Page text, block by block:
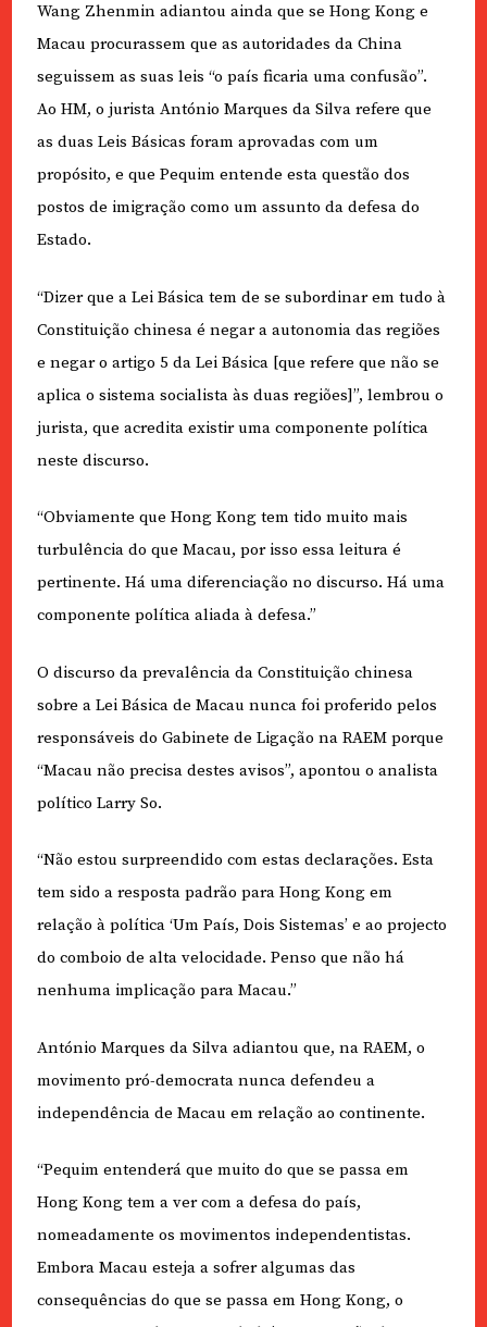
Wang Zhenmin adiantou ainda que se Hong Kong e
Macau procurassem que as autoridades da China
seguissem as suas leis “o país ficaria uma confusão”.
Ao HM, o jurista António Marques da Silva refere que
as duas Leis Básicas foram aprovadas com um
propósito, e que Pequim entende esta questão dos
postos de imigração como um assunto da defesa do
Estado.
“Dizer que a Lei Básica tem de se subordinar em tudo à
Constituição chinesa é negar a autonomia das regiões
e negar o artigo 5 da Lei Básica [que refere que não se
aplica o sistema socialista às duas regiões]”, lembrou o
jurista, que acredita existir uma componente política
neste discurso.
“Obviamente que Hong Kong tem tido muito mais
turbulência do que Macau, por isso essa leitura é
pertinente. Há uma diferenciação no discurso. Há uma
componente política aliada à defesa.”
O discurso da prevalência da Constituição chinesa
sobre a Lei Básica de Macau nunca foi proferido pelos
responsáveis do Gabinete de Ligação na RAEM porque
“Macau não precisa destes avisos”, apontou o analista
político Larry So.
“Não estou surpreendido com estas declarações. Esta
tem sido a resposta padrão para Hong Kong em
relação à política ‘Um País, Dois Sistemas’ e ao projecto
do comboio de alta velocidade. Penso que não há
nenhuma implicação para Macau.”
António Marques da Silva adiantou que, na RAEM, o
movimento pró-democrata nunca defendeu a
independência de Macau em relação ao continente.
“Pequim entenderá que muito do que se passa em
Hong Kong tem a ver com a defesa do país,
nomeadamente os movimentos independentistas.
Embora Macau esteja a sofrer algumas das
consequências do que se passa em Hong Kong, o